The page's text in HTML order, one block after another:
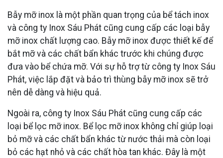
Bẫy mỡ inox là một phần quan trọng của bể tách inox
và công ty Inox Sáu Phát cũng cung cấp các loại bẫy
mỡ inox chất lượng cao. Bẫy mỡ inox được thiết kế để
bắt mỡ và các chất bẩn khác trước khi chúng được
đưa vào bể chứa mỡ. Với sự hỗ trợ từ công ty Inox Sáu
Phát, việc lắp đặt và bảo trì thùng bẫy mỡ inox sẽ trở
nên dễ dàng và hiệu quả.
Ngoài ra, công ty Inox Sáu Phát cũng cung cấp các
loại bể lọc mỡ inox. Bể lọc mỡ inox không chỉ giúp loại
bỏ mỡ và các chất bẩn khác từ nước thải mà còn loại
bỏ các hạt nhỏ và các chất hòa tan khác. Đây là một